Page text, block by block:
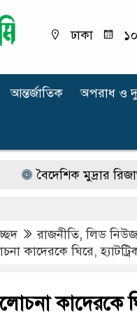
ঢাকা
আন্তর্জাতিক অপরাধ ‍ও
মুদ্রার রিজার্ভ
রাজনীতি,লিড নিউজ
কাদেরকে ঘিরে,
কাদেরকে